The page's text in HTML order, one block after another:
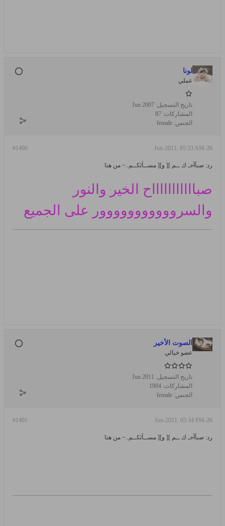
لونا
عملي
تاريخ التسجيل: Jun 2007
المشاركات: 87
الجنس: female
#1490 26-Jun-2011, 05:33 AM
رد: صبآآحـ ك ــم ][ و][ مســآئكــم..~ من هنا
صباااااااااااح الخير والنور
والسرووووووووووور على الجميع
الصوت الأخير
عضو خيالي
تاريخ التسجيل: Jun 2011
المشاركات: 1904
الجنس: female
#1491 26-Jun-2011, 03:34 PM
رد: صبآآحـ ك ــم ][ و][ مســآئكــم..~ من هنا